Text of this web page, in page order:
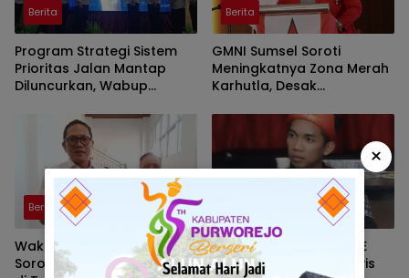
Berita
Program Strategi Sistem
Prioritas Jalan Mantap
Diluncurkan, Wabup
Tujuannya
Berita
GMNI Sumsel Soroti
Meningkatnya Zona Merah
Karhutla, Desak
Mitigasi dan Penegakan
Berita
Wakil Ketua DPRD PALI
Soroti Pabrik Kelapa Sawit
Aktivitas Hauling PT BSE
Resahkan Warga, Aktivis
×